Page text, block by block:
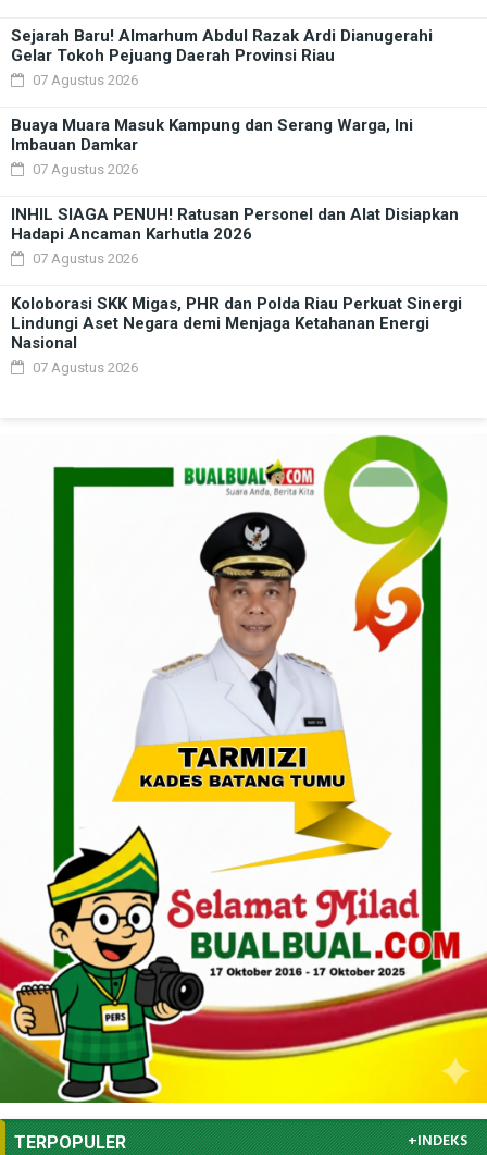
Sejarah Baru! Almarhum Abdul Razak Ardi Dianugerahi
Gelar Tokoh Pejuang Daerah Provinsi Riau
07 Agustus 2026
Buaya Muara Masuk Kampung dan Serang Warga, Ini
Imbauan Damkar
07 Agustus 2026
INHIL SIAGA PENUH! Ratusan Personel dan Alat Disiapkan
Hadapi Ancaman Karhutla 2026
07 Agustus 2026
Koloborasi SKK Migas, PHR dan Polda Riau Perkuat Sinergi
Lindungi Aset Negara demi Menjaga Ketahanan Energi
Nasional
07 Agustus 2026
TERPOPULER +INDEKS